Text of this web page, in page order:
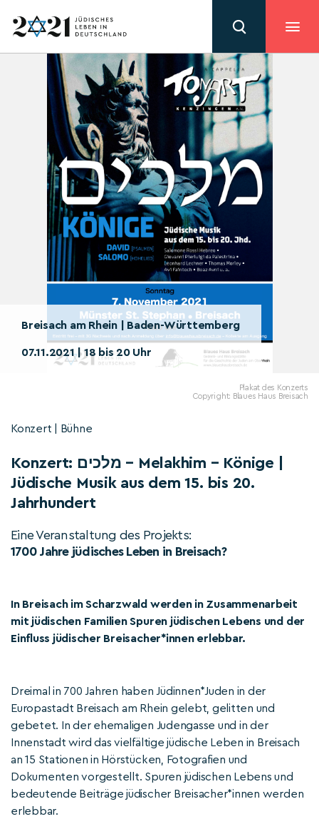
Breisach am Rhein | Baden-Württemberg
07.11.2021 | 18 bis 20 Uhr
Plakat des Konzerts
Copyright: Blaues Haus Breisach
Konzert | Bühne
Konzert: מלכים – Melakhim – Könige |
Jüdische Musik aus dem 15. bis 20.
Jahrhundert
Eine Veranstaltung des Projekts:
1700 Jahre jüdisches Leben in Breisach?
In Breisach im Scharzwald werden in Zusammenarbeit
mit jüdischen Familien Spuren jüdischen Lebens und der
Einfluss jüdischer Breisacher*innen erlebbar.
Dreimal in 700 Jahren haben Jüdinnen*Juden in der
Europastadt Breisach am Rhein gelebt, gelitten und
gebetet. In der ehemaligen Judengasse und in der
Innenstadt wird das vielfältige jüdische Leben in Breisach
an 15 Stationen in Hörstücken, Fotografien und
Dokumenten vorgestellt. Spuren jüdischen Lebens und
bedeutende Beiträge jüdischer Breisacher*innen werden
erlebbar.